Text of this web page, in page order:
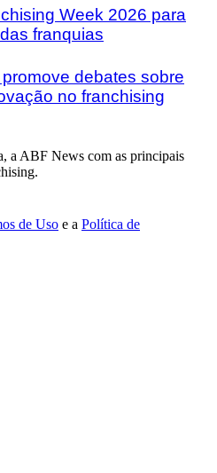
Week 2026 para
franquias
debates sobre
no franchising
a ABF News com as principais
de Uso e a Política de